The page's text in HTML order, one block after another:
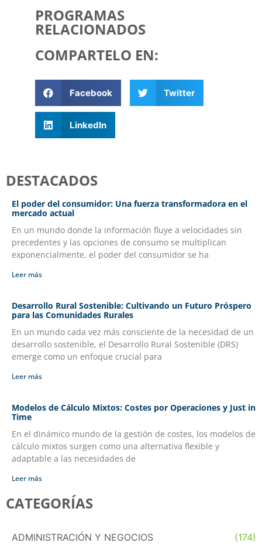
PROGRAMAS
RELACIONADOS
COMPARTELO EN:
Facebook Twitter
LinkedIn
DESTACADOS
El poder del consumidor: Una fuerza transformadora en el
mercado actual
En un mundo donde la información fluye a velocidades sin
precedentes y las opciones de consumo se multiplican
exponencialmente, el poder del consumidor se ha
Leer más
Desarrollo Rural Sostenible: Cultivando un Futuro Próspero
para las Comunidades Rurales
En un mundo cada vez más consciente de la necesidad de un
desarrollo sostenible, el Desarrollo Rural Sostenible (DRS)
emerge como un enfoque crucial para
Leer más
Modelos de Cálculo Mixtos: Costes por Operaciones y Just in
Time
En el dinámico mundo de la gestión de costes, los modelos de
cálculo mixtos surgen como una alternativa flexible y
adaptable a las necesidades de
Leer más
CATEGORÍAS
ADMINISTRACIÓN Y NEGOCIOS (174)